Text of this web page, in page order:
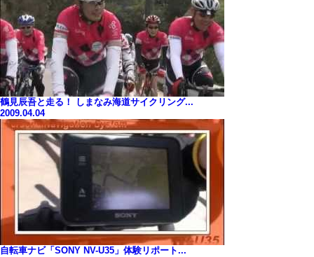
鶴見辰吾と走る！ しまなみ海道サイクリング...
2009.04.04
自転車ナビ「SONY NV-U35」体験リポート...